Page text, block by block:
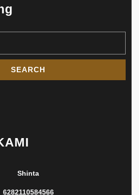
Shinta
6282110584566